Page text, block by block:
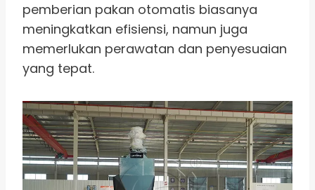
pemberian pakan otomatis biasanya
meningkatkan efisiensi, namun juga
memerlukan perawatan dan penyesuaian
yang tepat.